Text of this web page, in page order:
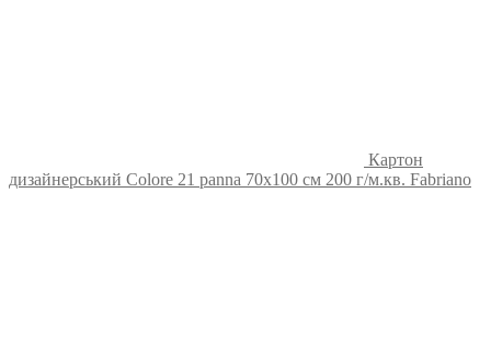
Картон
дизайнерський Colore 21 panna 70х100 см 200 г/м.кв. Fabriano